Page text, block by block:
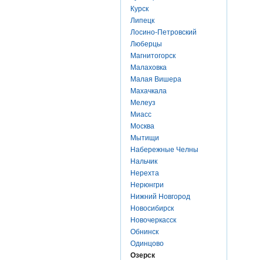
Курск
Липецк
Лосино-Петровский
Люберцы
Магнитогорск
Малаховка
Малая Вишера
Махачкала
Мелеуз
Миасс
Москва
Мытищи
Набережные Челны
Нальчик
Нерехта
Нерюнгри
Нижний Новгород
Новосибирск
Новочеркасск
Обнинск
Одинцово
Озерск